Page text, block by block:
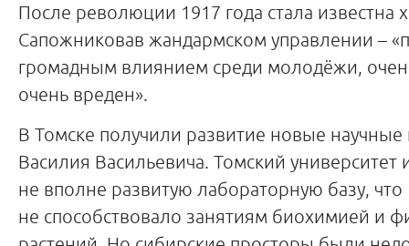
После революции 1917 года стала известна
Сапожниковав жандармском управлении –
громадным влиянием среди молодёжи,
очень вреден».
В Томске получили развитие новые научные
Василия Васильевича. Томский университет
не вполне развитую лабораторную базу, что
не способствовало занятиям биохимией и